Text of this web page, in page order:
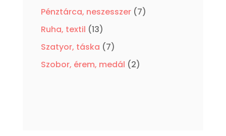
termék
Pénztárca, neszesszer 77
Ruha, textil 1313
termék
Szatyor, táska 77
termék
Szobor, érem, medál 22